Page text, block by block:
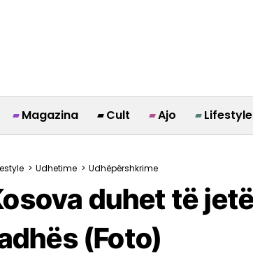
Magazina Cult Ajo Lifestyle
> Udhetime > Udhëpërshkrime
duhet të
(Foto)